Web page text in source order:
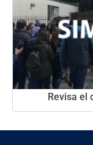
Revisa el